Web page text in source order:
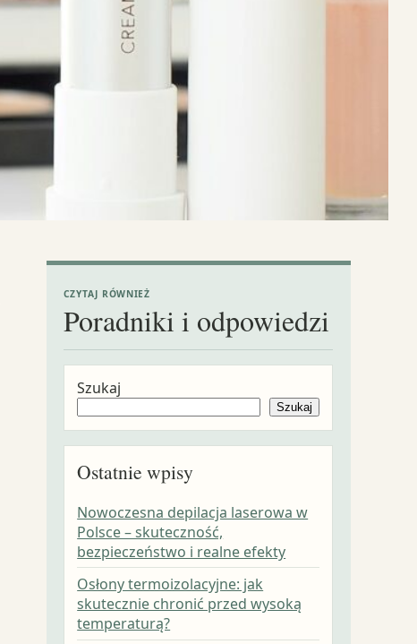
CZYTAJ RÓWNIEŻ
Poradniki i odpowiedzi
Szukaj
Szukaj
Ostatnie wpisy
Nowoczesna depilacja laserowa w
Polsce – skuteczność,
bezpieczeństwo i realne efekty
Osłony termoizolacyjne: jak
skutecznie chronić przed wysoką
temperaturą?